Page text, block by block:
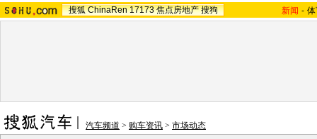
搜狐 ChinaRen 17173 焦点房地产 搜狗 新闻 -
汽车频道 > 购车资讯 > 市场动态